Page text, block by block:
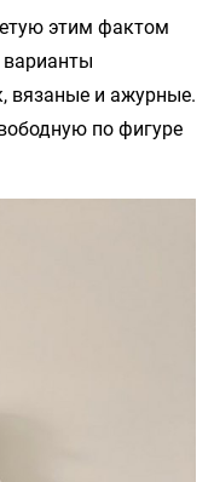
этим фактом
варианты
вязаные и ажурные.
по фигуре